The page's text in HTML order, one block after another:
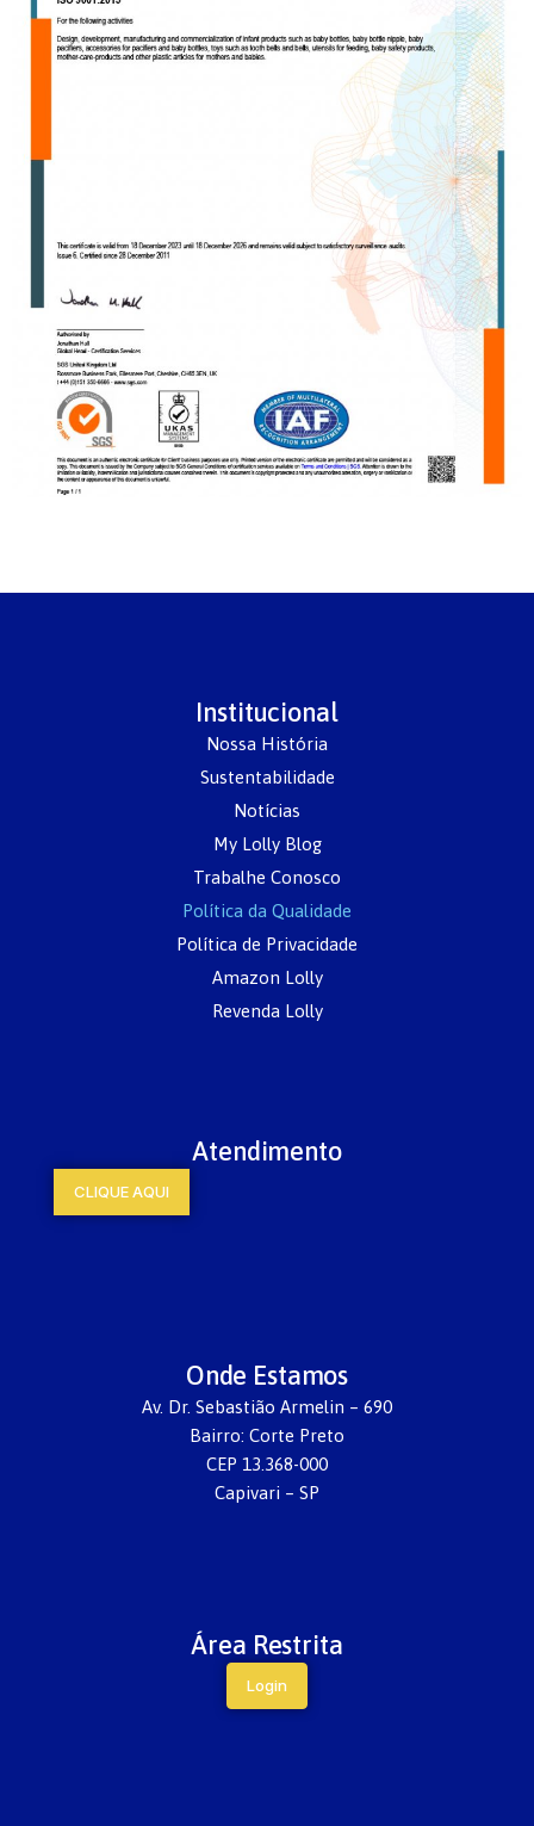
Institucional
Nossa História
Sustentabilidade
Notícias
My Lolly Blog
Trabalhe Conosco
Política da Qualidade
Política de Privacidade
Amazon Lolly
Revenda Lolly
Atendimento
CLIQUE AQUI
Onde Estamos
Av. Dr. Sebastião Armelin – 690
Bairro: Corte Preto
CEP 13.368-000
Capivari – SP
Área Restrita
Login